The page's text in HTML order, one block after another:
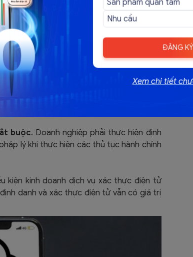
ĐĂNG
Xem chi tiết
gia, hệ thống thông tin giải quyết thủ
được sử dụng đến hết ngày 30 tháng 06
Cổng dịch vụ công Quốc gia, hệ thống
cho doanh nghiệp sẽ không được sử
tử trên VNeID để truy cập Cổng dịch vụ
chính các cấp để giải quyết các thủ tục
buộc. Doanh nghiệp phải thực hiện định
lý khi thực hiện các thủ tục hành chính
kiện kinh doanh dịch vụ xác thực điện tử
danh và xác thực điện tử vẫn có giá trị